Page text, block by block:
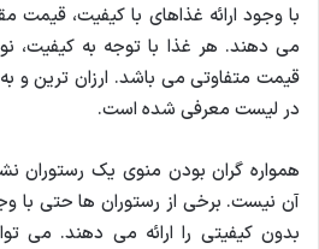
با وجود ارائه غذاهای با کیفیت، قیمت
می دهند. هر غذا با توجه به کیفیت،
قیمت متفاوتی می باشد. ارزان ترین و
در لیست معرفی شده است.
همواره گران بودن منوی یک رستوران
آن نیست. برخی از رستوران ها حتی با
بدون کیفیتی را ارائه می دهند. می